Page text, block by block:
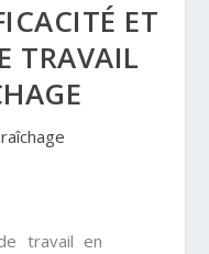
ET
TRAVAIL
travail en